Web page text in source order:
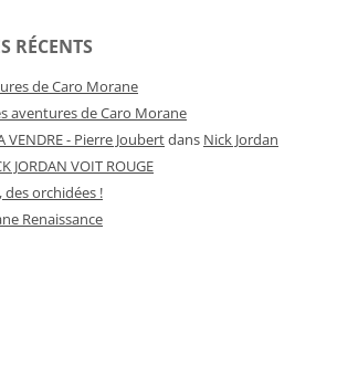
RÉCENTS
de Caro Morane
aventures de Caro Morane
VENDRE - Pierre Joubertdans Nick Jordan
JORDAN VOIT ROUGE
des orchidées !
Renaissance